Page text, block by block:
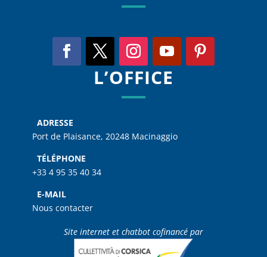
L’OFFICE
ADRESSE
Port de Plaisance, 20248 Macinaggio
TÉLÉPHONE
+33 4 95 35 40 34
E-MAIL
Nous contacter
Site internet et chatbot cofinancé par